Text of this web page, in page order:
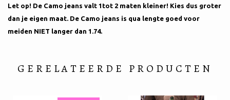
Let op! De Camo jeans valt 1tot 2 maten kleiner! Kies dus groter
dan je eigen maat. De Camo jeans is qua lengte goed voor
meiden NIET langer dan 1.74.
GERELATEERDE PRODUCTEN